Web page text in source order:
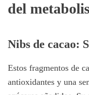
del
Nibs de cacao:
Estos fragmentos de
antioxidantes y una